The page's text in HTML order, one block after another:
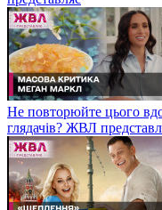
Не повторюйте цього
глядачів? ЖВЛ